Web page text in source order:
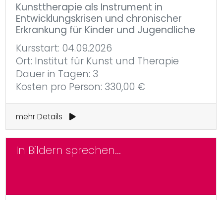
Kunsttherapie als Instrument in
Entwicklungskrisen und chronischer
Erkrankung für Kinder und Jugendliche
Kursstart: 04.09.2026
Ort: Institut für Kunst und Therapie
Dauer in Tagen: 3
Kosten pro Person: 330,00 €
mehr Details
In Bildern sprechen...